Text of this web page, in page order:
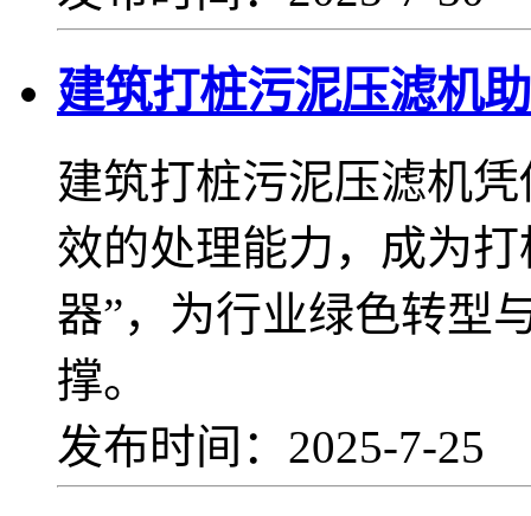
建筑打桩污泥压滤机
建筑打桩污泥压滤机
效的处理能力，成为
器”，为行业绿色转型
撑。
发布时间：2025-7-25